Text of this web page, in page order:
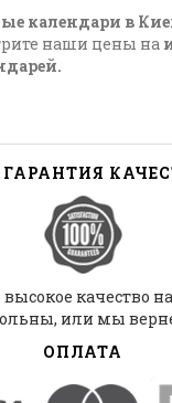
календари в
наши цены на
ГАРАНТИЯ
качество
или мы
ОПЛАТА